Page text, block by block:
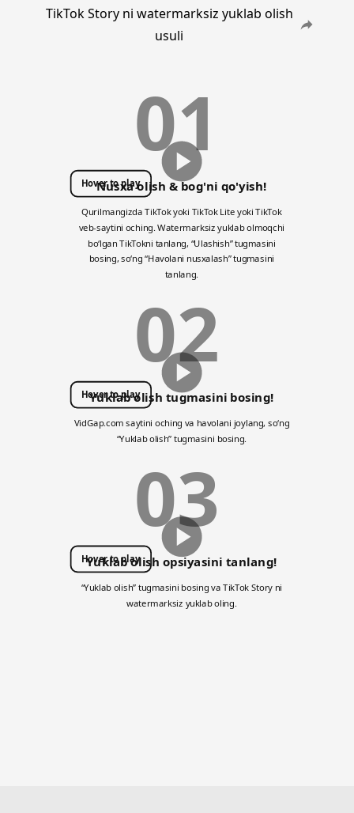
TikTok Story ni watermarksiz yuklab olish
usuli
01
Hover to play
Nusxa olish & bog'ni qo'yish!
Qurilmangizda TikTok yoki TikTok Lite yoki TikTok
veb-saytini oching. Watermarksiz yuklab olmoqchi
boʻlgan TikTokni tanlang, “Ulashish” tugmasini
bosing, soʻng “Havolani nusxalash” tugmasini
tanlang.
02
Hover to play
Yuklab olish tugmasini bosing!
VidGap.com saytini oching va havolani joylang, soʻng
“Yuklab olish” tugmasini bosing.
03
Hover to play
Yuklab olish opsiyasini tanlang!
“Yuklab olish” tugmasini bosing va TikTok Story ni
watermarksiz yuklab oling.